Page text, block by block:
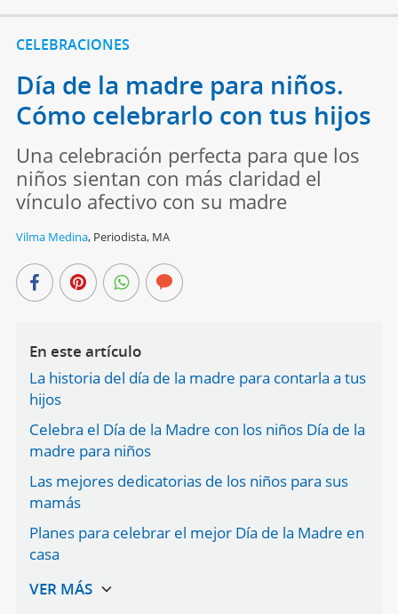
CELEBRACIONES
Día de la madre para niños.
Cómo celebrarlo con tus hijos
Una celebración perfecta para que los
niños sientan con más claridad el
vínculo afectivo con su madre
Vilma Medina, Periodista, MA
En este artículo
La historia del día de la madre para contarla a tus
hijos
Celebra el Día de la Madre con los niños Día de la
madre para niños
Las mejores dedicatorias de los niños para sus
mamás
Planes para celebrar el mejor Día de la Madre en
casa